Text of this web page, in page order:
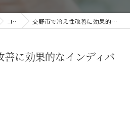
コラム 交野市で冷え性改善に効果的なインディバエステが人気！
に効果的なインディバ